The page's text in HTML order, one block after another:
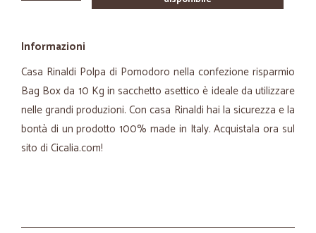
Informazioni
Casa Rinaldi Polpa di Pomodoro nella confezione risparmio
Bag Box da 10 Kg in sacchetto asettico è ideale da utilizzare
nelle grandi produzioni. Con casa Rinaldi hai la sicurezza e la
bontà di un prodotto 100% made in Italy. Acquistala ora sul
sito di Cicalia.com!